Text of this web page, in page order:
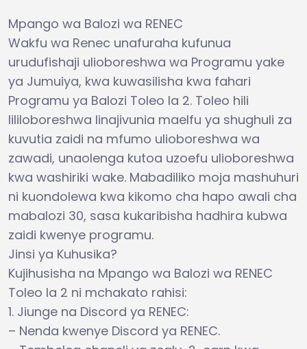
Mpango wa Balozi wa RENEC
Wakfu wa Renec unafuraha kufunua
urudufishaji ulioboreshwa wa Programu yake
ya Jumuiya, kwa kuwasilisha kwa fahari
Programu ya Balozi Toleo la 2. Toleo hili
lililoboreshwa linajivunia maelfu ya shughuli za
kuvutia zaidi na mfumo ulioboreshwa wa
zawadi, unaolenga kutoa uzoefu ulioboreshwa
kwa washiriki wake. Mabadiliko moja mashuhuri
ni kuondolewa kwa kikomo cha hapo awali cha
mabalozi 30, sasa kukaribisha hadhira kubwa
zaidi kwenye programu.
Jinsi ya Kuhusika?
Kujihusisha na Mpango wa Balozi wa RENEC
Toleo la 2 ni mchakato rahisi:
1. Jiunge na Discord ya RENEC:
– Nenda kwenye Discord ya RENEC.